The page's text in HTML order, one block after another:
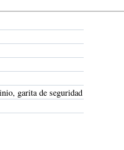
garita de seguridad